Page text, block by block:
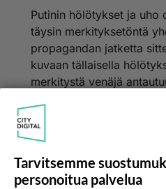
Putinin hölötykset ja uho
täysin merkityksetöntä
propagandan jatketta
kuvaan tällaisella
merkitystä venäjä
siinä Putleri roikkuu
tai sitten on Haagissa
Tarvitsemme
personoitua palvelua